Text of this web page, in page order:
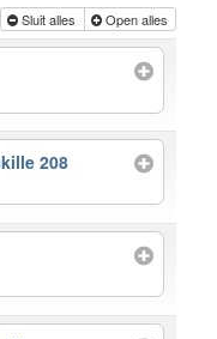
Sluit alles Open alles
208